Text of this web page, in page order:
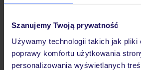
Szanujemy Twoją prywatność
Używamy technologii takich jak pliki
poprawy komfortu użytkowania
personalizowania wyświetlanych
Lider niskich cen